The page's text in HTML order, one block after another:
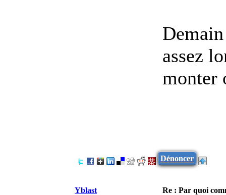
assez
monter
Dénoncer
Yblast Re : Par quoi